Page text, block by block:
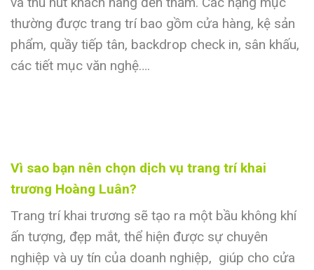
thường được trang trí bao gồm cửa hàng, kệ sản
phẩm, quầy tiếp tân, backdrop check in, sân khấu,
các tiết mục văn nghệ….
Vì sao bạn nên chọn dịch vụ trang trí khai
trương Hoàng Luân?
Trang trí khai trương sẽ tạo ra một bầu không khí
ấn tượng, đẹp mắt, thể hiện được sự chuyên
nghiệp và uy tín của doanh nghiệp, giúp cho cửa